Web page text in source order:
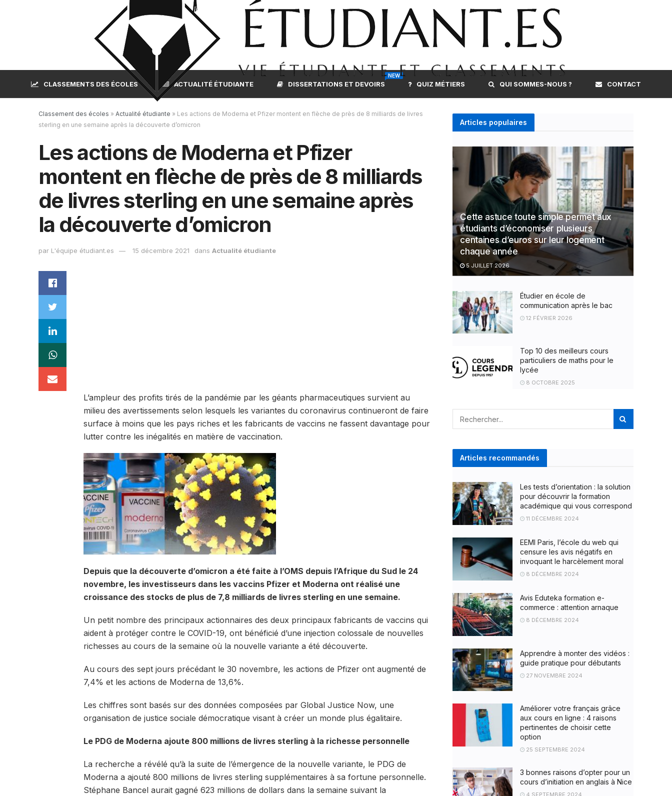
CLASSEMENTS DES ÉCOLES ACTUALITÉ ÉTUDIANTE DISSERTATIONS ET DEVOIRS
NEW
QUIZ MÉTIERS QUI SOMMES-NOUS ? CONTACT
Classement des écoles » Actualité étudiante » Les actions de Moderna et Pfizer montent en flèche de près de 8 milliards de livres
sterling en une semaine après la découverte d’omicron
Les actions de Moderna et Pfizer
montent en flèche de près de 8 milliards
de livres sterling en une semaine après
la découverte d’omicron
par L'équipe étudiant.es 15 décembre 2021 dans Actualité étudiante
L’ampleur des profits tirés de la pandémie par les géants pharmaceutiques survient au
milieu des avertissements selon lesquels les variantes du coronavirus continueront de faire
surface à moins que les pays riches et les fabricants de vaccins ne fassent davantage pour
lutter contre les inégalités en matière de vaccination.
Depuis que la découverte d’omicron a été faite à l’OMS depuis l’Afrique du Sud le 24
novembre, les investisseurs dans les vaccins Pfizer et Moderna ont réalisé une
croissance des stocks de plus de 7,8 milliards de livres sterling en une semaine.
Un petit nombre des principaux actionnaires des deux principaux fabricants de vaccins qui
aident à protéger contre le COVID-19, ont bénéficié d’une injection colossale de nouvelles
richesses au cours de la semaine où la nouvelle variante a été découverte.
Au cours des sept jours précédant le 30 novembre, les actions de Pfizer ont augmenté de
7,4% et les actions de Moderna de 13,6%.
Les chiffres sont basés sur des données composées par Global Justice Now, une
organisation de justice sociale démocratique visant à créer un monde plus égalitaire.
Le PDG de Moderna ajoute 800 millions de livres sterling à la richesse personnelle
La recherche a révélé qu’à la suite de l’émergence de la nouvelle variante, le PDG de
Moderna a ajouté 800 millions de livres sterling supplémentaires à sa fortune personnelle.
Stéphane Bancel aurait gagné 623 millions de dollars dans la semaine suivant la
Articles populaires
Cette astuce toute simple permet aux
étudiants d’économiser plusieurs
centaines d’euros sur leur logement
chaque année
5 JUILLET 2026
Étudier en école de
communication après le bac
12 FÉVRIER 2026
Top 10 des meilleurs cours
particuliers de maths pour le
lycée
8 OCTOBRE 2025
Articles recommandés
Les tests d’orientation : la solution
pour découvrir la formation
académique qui vous correspond
11 DÉCEMBRE 2024
EEMI Paris, l’école du web qui
censure les avis négatifs en
invoquant le harcèlement moral
8 DÉCEMBRE 2024
Avis Eduteka formation e-
commerce : attention arnaque
8 DÉCEMBRE 2024
Apprendre à monter des vidéos :
guide pratique pour débutants
27 NOVEMBRE 2024
Améliorer votre français grâce
aux cours en ligne : 4 raisons
pertinentes de choisir cette
option
25 SEPTEMBRE 2024
3 bonnes raisons d’opter pour un
cours d’initiation en anglais à Nice